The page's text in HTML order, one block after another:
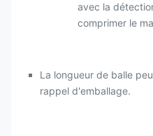
avec la
comprimer le
La longueur de balle
rappel d'emballage.